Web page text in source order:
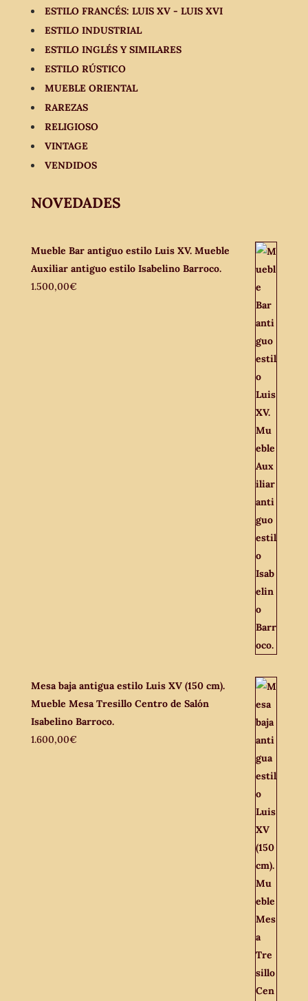
ESTILO FRANCÉS: LUIS XV - LUIS XVI
ESTILO INDUSTRIAL
ESTILO INGLÉS Y SIMILARES
ESTILO RÚSTICO
MUEBLE ORIENTAL
RAREZAS
RELIGIOSO
VINTAGE
VENDIDOS
NOVEDADES
Mueble Bar antiguo estilo Luis XV. Mueble
Auxiliar antiguo estilo Isabelino Barroco.
1.500,00€
Mesa baja antigua estilo Luis XV (150 cm).
Mueble Mesa Tresillo Centro de Salón
Isabelino Barroco.
1.600,00€